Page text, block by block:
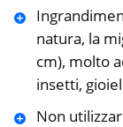
natura, la
cm), molto
insetti,
Non